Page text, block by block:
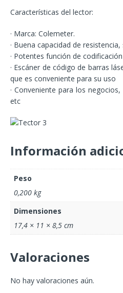
Características del lector:
· Marca: Colemeter.
· Buena capacidad de
· Potentes función de
· Escáner de código de barras
que es conveniente para su uso
· Conveniente para los
etc
Información
Peso
0,200 kg
Dimensiones
17,4 × 11 × 8,5 cm
Valoraciones
No hay valoraciones aún.